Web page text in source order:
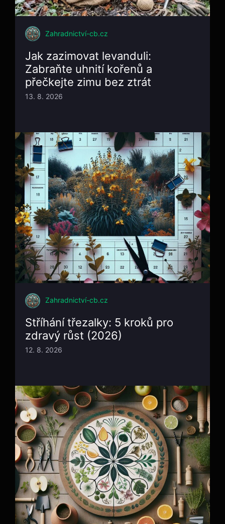
Zahradnictví-cb.cz
Jak zazimovat levanduli:
Zabraňte uhnití kořenů a
přečkejte zimu bez ztrát
13. 8. 2026
Zahradnictví-cb.cz
Stříhání třezalky: 5 kroků pro
zdravý růst (2026)
12. 8. 2026